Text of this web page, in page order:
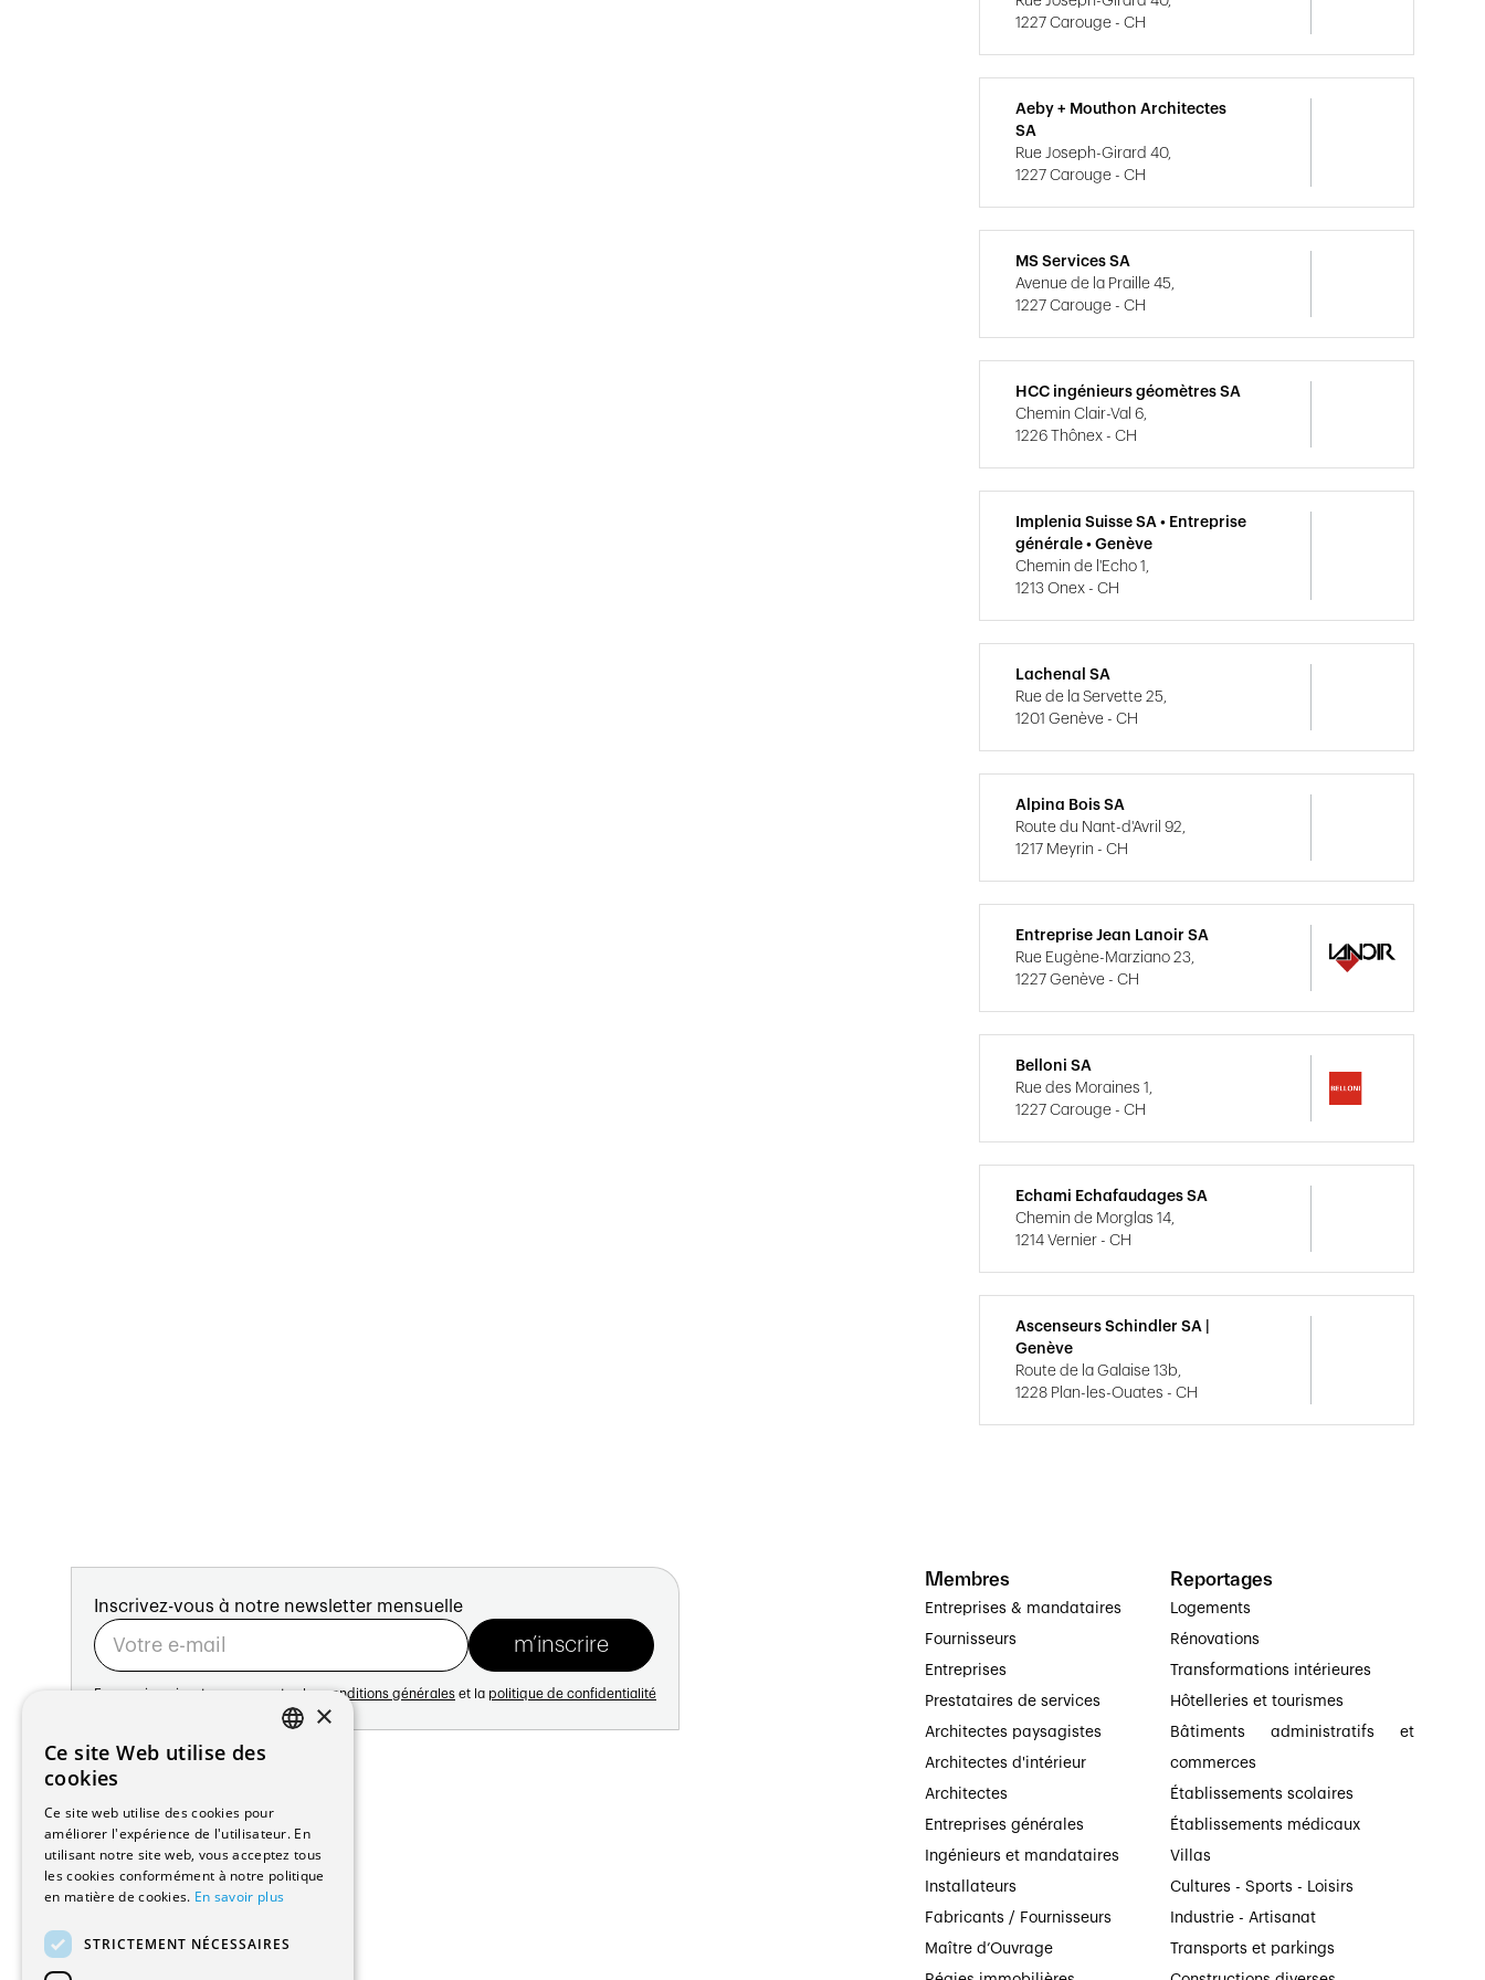
1227 Carouge - CH
Aeby + Mouthon Architectes
SA
Rue Joseph-Girard 40,
1227 Carouge - CH
MS Services SA
Avenue de la Praille 45,
1227 Carouge - CH
HCC ingénieurs géomètres SA
Chemin Clair-Val 6,
1226 Thônex - CH
Implenia Suisse SA • Entreprise
générale • Genève
Chemin de l'Echo 1,
1213 Onex - CH
Lachenal SA
Rue de la Servette 25,
1201 Genève - CH
Alpina Bois SA
Route du Nant-d'Avril 92,
1217 Meyrin - CH
Entreprise Jean Lanoir SA
Rue Eugène-Marziano 23,
1227 Genève - CH
Belloni SA
Rue des Moraines 1,
1227 Carouge - CH
Echami Echafaudages SA
Chemin de Morglas 14,
1214 Vernier - CH
Ascenseurs Schindler SA |
Genève
Route de la Galaise 13b,
1228 Plan-les-Ouates - CH
Inscrivez-vous à notre newsletter mensuelle
En vous inscrivant vous acceptez les conditions générales et la politique de confidentialité
Adresse:
Avenue de Longemalle 21
1020 Renens
Suisse
Contact:
Édition: +41 21 635 16 82
Plateforme: +41 21 631 10 50
info@architectes.ch
Membres
Entreprises & mandataires
Fournisseurs
Entreprises
Prestataires de services
Architectes paysagistes
Architectes d'intérieur
Architectes
Entreprises générales
Ingénieurs et mandataires
Installateurs
Fabricants / Fournisseurs
Maître d’Ouvrage
Reportages
Logements
Rénovations
Transformations intérieures
Hôtelleries et tourismes
Bâtiments administratifs et
commerces
Établissements scolaires
Établissements médicaux
Villas
Cultures - Sports - Loisirs
Industrie - Artisanat
Transports et parkings
×
Ce site Web utilise des
cookies
Ce site web utilise des cookies pour
améliorer l'expérience de l'utilisateur. En
utilisant notre site web, vous acceptez tous
les cookies conformément à notre politique
en matière de cookies. En savoir plus
STRICTEMENT NÉCESSAIRES